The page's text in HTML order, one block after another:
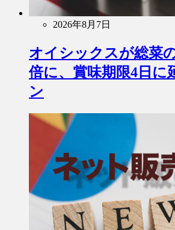
2026年8月7日
オイシックスが総菜
倍に、賞味期限4日に
ン